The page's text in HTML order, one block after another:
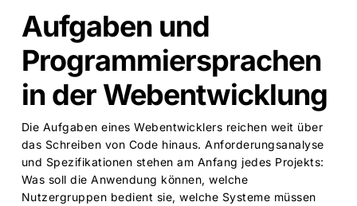
Aufgaben und
Programmiersprachen
in der Webentwicklung
Die Aufgaben eines Webentwicklers reichen weit über
das Schreiben von Code hinaus. Anforderungsanalyse
und Spezifikationen stehen am Anfang jedes Projekts:
Was soll die Anwendung können, welche
Nutzergruppen bedient sie, welche Systeme müssen